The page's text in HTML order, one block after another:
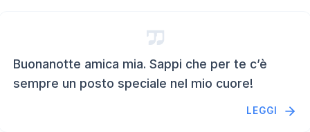
Buonanotte amica mia. Sappi che per te c’è
sempre un posto speciale nel mio cuore!
LEGGI